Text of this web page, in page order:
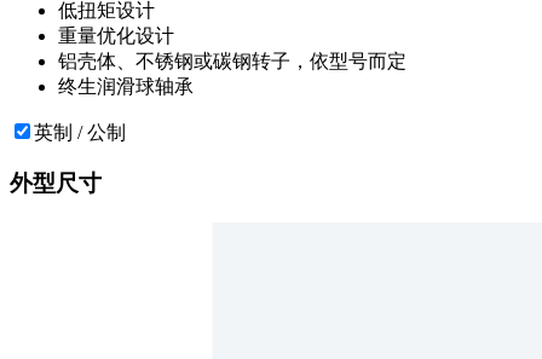
低扭矩设计
重量优化设计
铝壳体、不锈钢或碳钢转子，依型号而定
终生润滑球轴承
英制 / 公制
外型尺寸